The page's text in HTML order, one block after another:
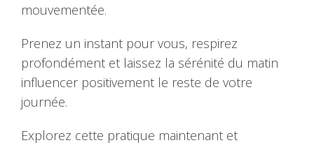
mouvementée.
Prenez un instant pour vous, respirez
profondément et laissez la sérénité du matin
influencer positivement le reste de votre
journée.
Explorez cette pratique maintenant et